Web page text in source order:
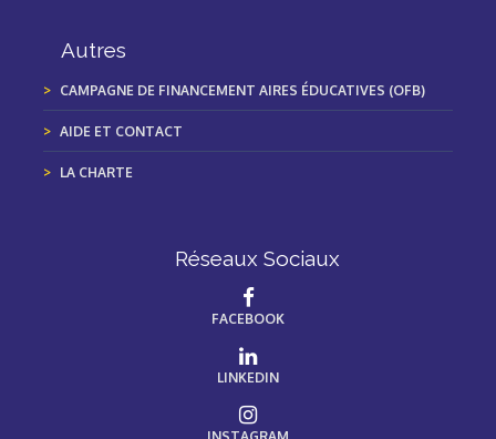
Autres
CAMPAGNE DE FINANCEMENT AIRES ÉDUCATIVES (OFB)
AIDE ET CONTACT
LA CHARTE
Réseaux Sociaux
FACEBOOK
LINKEDIN